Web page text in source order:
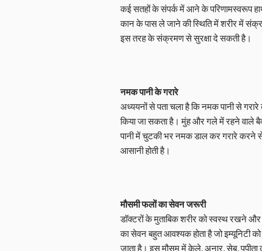
कई सतहों के संपर्क में आने के परिणामस्वरूप
कान के पास ले जाने की स्थिति में शरीर में
इस तरह के संक्रमण से सुरक्षा दे सकती है।
नमक पानी के गरारे
अध्ययनों से पता चला है कि नमक पानी से
किया जा सकता है। मुंह और गले में रहने वाले
पानी में चुटकी भर नमक डाल कर गरारे
आसानी होती है।
मौसमी फलों का सेवन जरूरी
डॉक्टरों के मुताबिक शरीर को स्वस्थ रखने
का सेवन बहुत आवश्यक होता है जो इम्यूनिटी
जाता है। इस मौसम में केले, अनार, सेब,